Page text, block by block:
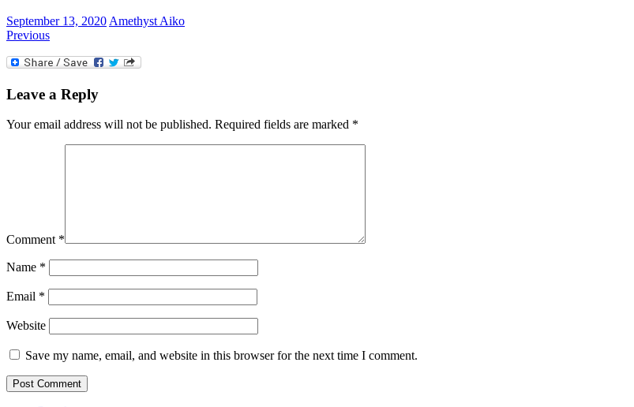
September 13, 2020 Amethyst Aiko
Previous
Leave a Reply
Your email address will not be published. Required fields are marked *
Comment *
Name *
Email *
Website
Save my name, email, and website in this browser for the next time I comment.